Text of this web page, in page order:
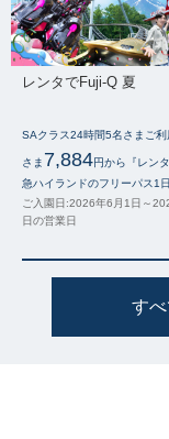
レンタでFuji-Q 夏
SAクラス24時間5名さまご利
さま 7,884円から『レン
急ハイランドのフリーパス1日
ご入園日:2026年6月1日～
日の営業日
す